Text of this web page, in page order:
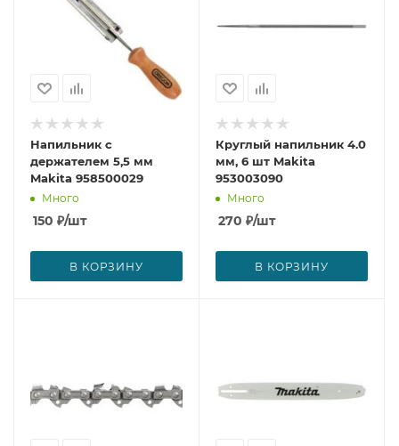
Напильник с
держателем 5,5 мм
Makita 958500029
Много
150 ₽/шт
В КОРЗИНУ
Круглый напильник 4.0
мм, 6 шт Makita
953003090
Много
270 ₽/шт
В КОРЗИНУ